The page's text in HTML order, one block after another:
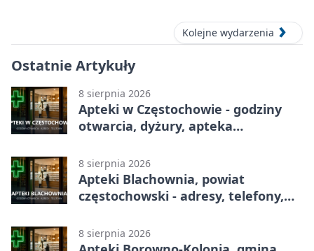
Kolejne wydarzenia
Ostatnie Artykuły
8 sierpnia 2026
Apteki w Częstochowie - godziny
otwarcia, dyżury, apteka
8 sierpnia 2026
Apteki Blachownia, powiat
częstochowski - adresy, telefony,
8 sierpnia 2026